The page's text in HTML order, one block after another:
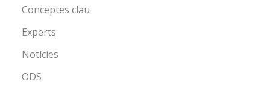
Conceptes clau
Experts
Notícies
ODS